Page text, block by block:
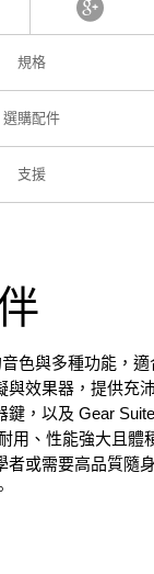
規格
選購配件
支援
色與多種功能，適
與效果器，提供充
鍵，以及 Gear
用、性能強大且體
者或需要高品質隨